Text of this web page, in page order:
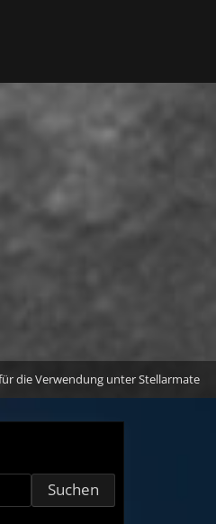
die Verwendung unter Stellarmate
Suchen